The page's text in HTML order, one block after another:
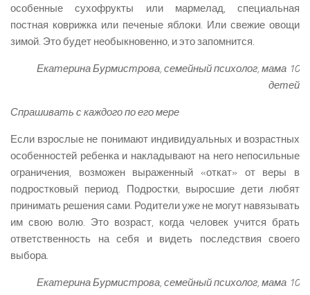
особенные сухофрукты или мармелад, специальная
постная коврижка или печеные яблоки. Или свежие овощи
зимой. Это будет необыкновенно, и это запомнится.
Екатерина Бурмистрова, семейный психолог, мама 10
детей
Спрашивать с каждого по его мере
Если взрослые не понимают индивидуальных и возрастных
особенностей ребенка и накладывают на него непосильные
ограничения, возможен выраженный «откат» от веры в
подростковый период. Подростки, выросшие дети любят
принимать решения сами. Родители уже не могут навязывать
им свою волю. Это возраст, когда человек учится брать
ответственность на себя и видеть последствия своего
выбора.
Екатерина Бурмистрова, семейный психолог, мама 10